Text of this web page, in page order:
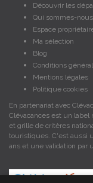
Découvrir les
Qui sommes-
Espace
Ma sélection
Blog
Conditions
Mentions légales
Politique cookies
En partenariat avec
Clévacances est un
et grille de critères
touristiques. C'est aussi
ans et une validation par